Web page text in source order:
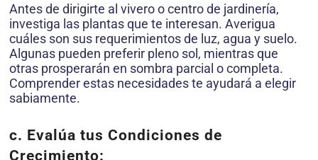
Antes de dirigirte al vivero o centro de jardinería,
investiga las plantas que te interesan. Averigua
cuáles son sus requerimientos de luz, agua y suelo.
Algunas pueden preferir pleno sol, mientras que
otras prosperarán en sombra parcial o completa.
Comprender estas necesidades te ayudará a elegir
sabiamente.
c. Evalúa tus Condiciones de
Crecimiento: